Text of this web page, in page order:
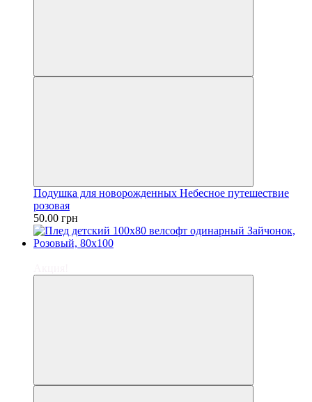
Подушка для новорожденных Небесное путешествие
розовая
50.00 грн